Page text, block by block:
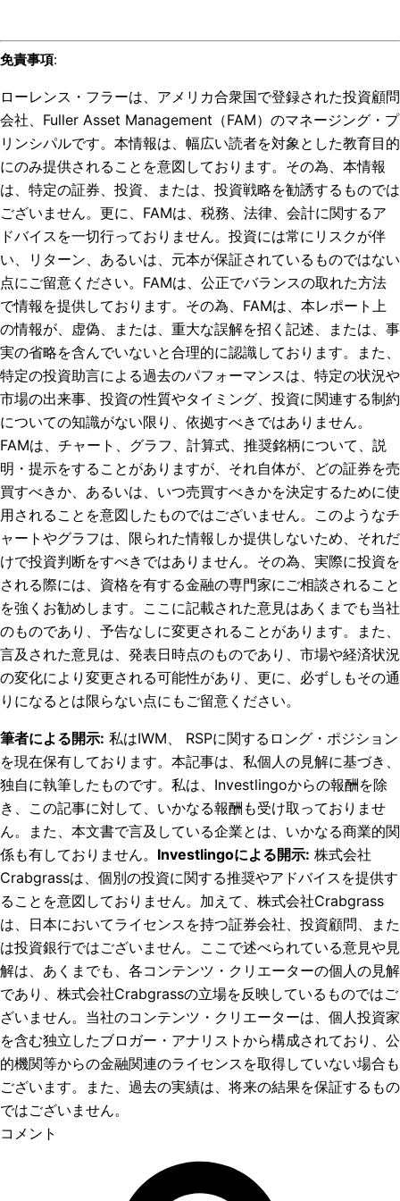
免責事項:
ローレンス・フラーは、アメリカ合衆国で登録された投資顧問
会社、Fuller Asset Management（FAM）のマネージング・プ
リンシパルです。本情報は、幅広い読者を対象とした教育目的
にのみ提供されることを意図しております。その為、本情報
は、特定の証券、投資、または、投資戦略を勧誘するものでは
ございません。更に、FAMは、税務、法律、会計に関するア
ドバイスを一切行っておりません。投資には常にリスクが伴
い、リターン、あるいは、元本が保証されているものではない
点にご留意ください。FAMは、公正でバランスの取れた方法
で情報を提供しております。その為、FAMは、本レポート上
の情報が、虚偽、または、重大な誤解を招く記述、または、事
実の省略を含んでいないと合理的に認識しております。また、
特定の投資助言による過去のパフォーマンスは、特定の状況や
市場の出来事、投資の性質やタイミング、投資に関連する制約
についての知識がない限り、依拠すべきではありません。
FAMは、チャート、グラフ、計算式、推奨銘柄について、説
明・提示をすることがありますが、それ自体が、どの証券を売
買すべきか、あるいは、いつ売買すべきかを決定するために使
用されることを意図したものではございません。このようなチ
ャートやグラフは、限られた情報しか提供しないため、それだ
けで投資判断をすべきではありません。その為、実際に投資を
される際には、資格を有する金融の専門家にご相談されること
を強くお勧めします。ここに記載された意見はあくまでも当社
のものであり、予告なしに変更されることがあります。また、
言及された意見は、発表日時点のものであり、市場や経済状況
の変化により変更される可能性があり、更に、必ずしもその通
りになるとは限らない点にもご留意ください。
筆者による開示: 私はIWM、 RSPに関するロング・ポジション
を現在保有しております。 本記事は、私個人の見解に基づき、
独自に執筆したものです。私は、Investlingoからの報酬を除
き、この記事に対して、いかなる報酬も受け取っておりませ
ん。また、本文書で言及している企業とは、いかなる商業的関
係も有しておりません。 Investlingoによる開示: 株式会社
Crabgrassは、個別の投資に関する推奨やアドバイスを提供す
ることを意図しておりません。加えて、株式会社Crabgrass
は、日本においてライセンスを持つ証券会社、投資顧問、また
は投資銀行ではございません。ここで述べられている意見や見
解は、あくまでも、各コンテンツ・クリエーターの個人の見解
であり、株式会社Crabgrassの立場を反映しているものではご
ざいません。当社のコンテンツ・クリエーターは、個人投資家
を含む独立したブロガー・アナリストから構成されており、公
的機関等からの金融関連のライセンスを取得していない場合も
ございます。また、過去の実績は、将来の結果を保証するもの
ではございません。
コメント